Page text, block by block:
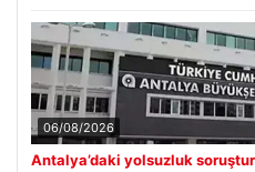
06/08/2026
Antalya’daki yolsuzluk